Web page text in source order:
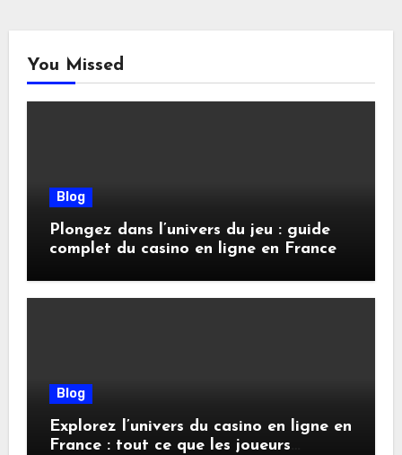
You Missed
Blog
Plongez dans l’univers du jeu : guide
complet du casino en ligne en France
Blog
Explorez l’univers du casino en ligne en
France : tout ce que les joueurs